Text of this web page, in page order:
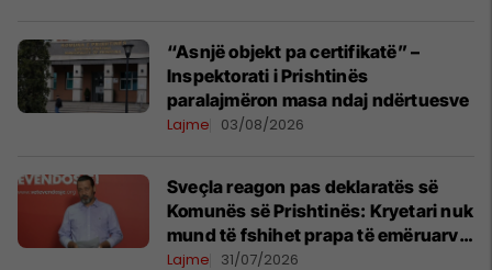
“Asnjë objekt pa certifikatë” –
Inspektorati i Prishtinës
paralajmëron masa ndaj ndërtuesve
Lajme 03/08/2026
Sveçla reagon pas deklaratës së
Komunës së Prishtinës: Kryetari nuk
mund të fshihet prapa të emëruarve
të tij
Lajme 31/07/2026